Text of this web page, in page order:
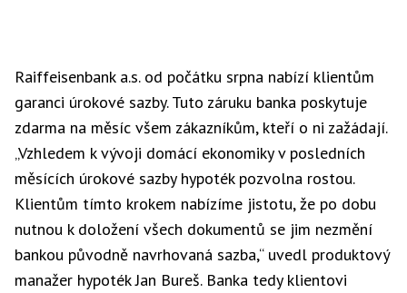
Raiffeisenbank a.s. od počátku srpna nabízí klientům
garanci úrokové sazby. Tuto záruku banka poskytuje
zdarma na měsíc všem zákazníkům, kteří o ni zažádají.
„Vzhledem k vývoji domácí ekonomiky v posledních
měsících úrokové sazby hypoték pozvolna rostou.
Klientům tímto krokem nabízíme jistotu, že po dobu
nutnou k doložení všech dokumentů se jim nezmění
bankou původně navrhovaná sazba,“ uvedl produktový
manažer hypoték Jan Bureš. Banka tedy klientovi